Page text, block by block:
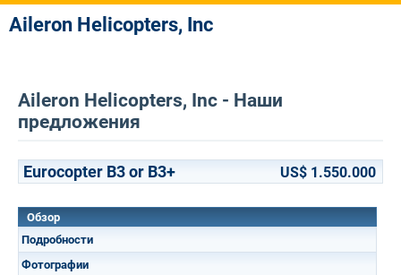
Aileron Helicopters, Inc
Aileron Helicopters, Inc - Наши
предложения
Eurocopter B3 or B3+ US$ 1.550.000
Обзор
Подробности
Фотографии